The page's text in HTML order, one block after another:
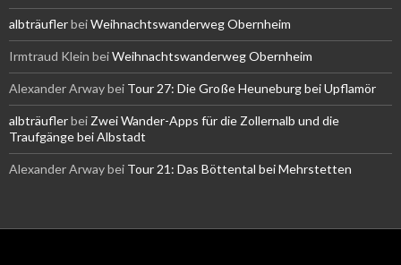
albträuflerbeiWeihnachtswanderweg Obernheim
Irmtraud Klein beiWeihnachtswanderweg Obernheim
Alexander Arwaybei Tour 27: Die Große Heuneburg bei Upflamör
albträuflerbei Zwei Wander-Apps für die Zollernalb und die
Traufgänge bei Albstadt
Alexander Arwaybei Tour 21: Das Böttental bei Mehrstetten